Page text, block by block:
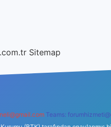
Sitemap
Teams: